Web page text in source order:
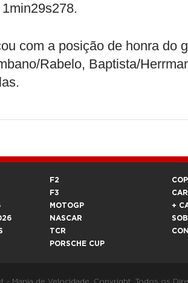
com a posição de honra do
Rabelo, Baptista/
F2
F3
MOTOGP
NASCAR
TCR
PORSCHE CUP
+
- Mania de Velocidade. Copyright. Todos os